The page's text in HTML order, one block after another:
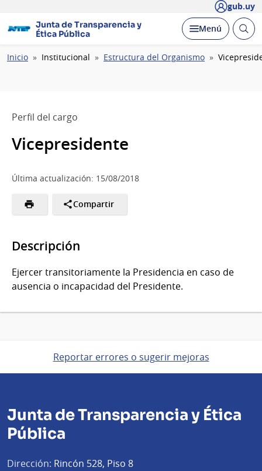
gub.uy
Junta de Transparencia y
Ética Pública
Desplegar
Menú Abrir
Ruta
Inicio Institucional Estructura del Organismo
Perfil del cargo
Vicepresidente
Última actualización: 15/08/2018
Compartir
Descripción
Ejercer transitoriamente la Presidencia en caso de
ausencia o incapacidad del Presidente.
Reportar errores o sugerir mejoras
Junta de Transparencia y Ética
Pública
Dirección: Rincón 528, Piso 8